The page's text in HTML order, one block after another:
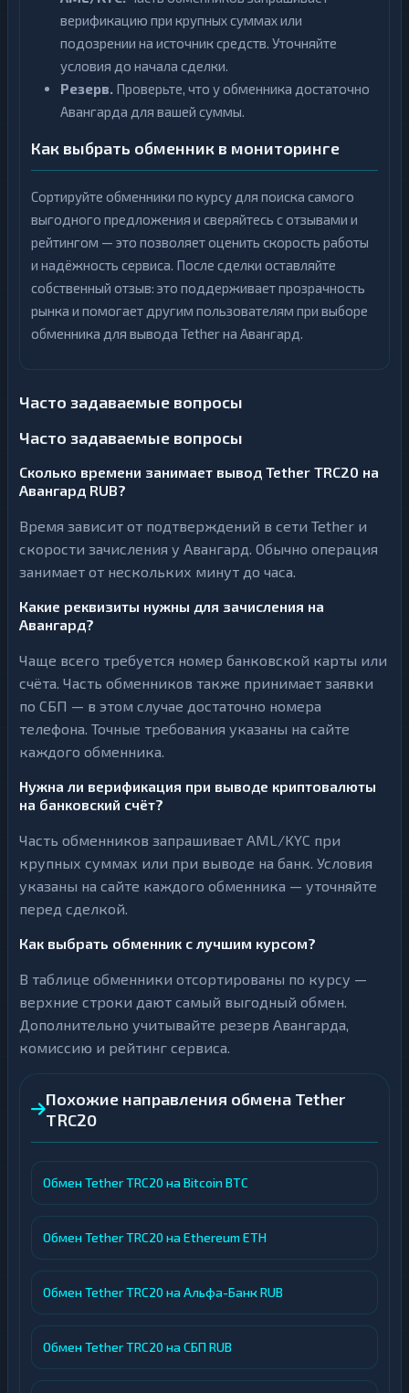
верификацию при крупных суммах или
подозрении на источник средств. Уточняйте
условия до начала сделки.
Резерв. Проверьте, что у обменника достаточно
Авангарда для вашей суммы.
Как выбрать обменник в мониторинге
Сортируйте обменники по курсу для поиска самого
выгодного предложения и сверяйтесь с отзывами и
рейтингом — это позволяет оценить скорость работы
и надёжность сервиса. После сделки оставляйте
собственный отзыв: это поддерживает прозрачность
рынка и помогает другим пользователям при выборе
обменника для вывода Tether на Авангард.
Часто задаваемые вопросы
Часто задаваемые вопросы
Сколько времени занимает вывод Tether TRC20 на
Авангард RUB?
Время зависит от подтверждений в сети Tether и
скорости зачисления у Авангард. Обычно операция
занимает от нескольких минут до часа.
Какие реквизиты нужны для зачисления на
Авангард?
Чаще всего требуется номер банковской карты или
счёта. Часть обменников также принимает заявки
по СБП — в этом случае достаточно номера
телефона. Точные требования указаны на сайте
каждого обменника.
Нужна ли верификация при выводе криптовалюты
на банковский счёт?
Часть обменников запрашивает AML/KYC при
крупных суммах или при выводе на банк. Условия
указаны на сайте каждого обменника — уточняйте
перед сделкой.
Как выбрать обменник с лучшим курсом?
В таблице обменники отсортированы по курсу —
верхние строки дают самый выгодный обмен.
Дополнительно учитывайте резерв Авангарда,
комиссию и рейтинг сервиса.
Похожие направления обмена Tether
TRC20
Обмен Tether TRC20 на Bitcoin BTC
Обмен Tether TRC20 на Ethereum ETH
Обмен Tether TRC20 на Альфа-Банк RUB
Обмен Tether TRC20 на СБП RUB